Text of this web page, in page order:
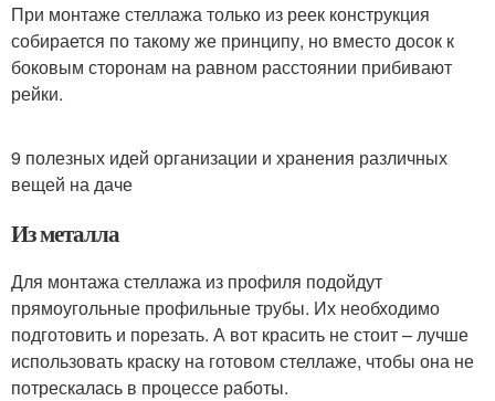
При монтаже стеллажа только из реек конструкция
собирается по такому же принципу, но вместо досок к
боковым сторонам на равном расстоянии прибивают
рейки.
9 полезных идей организации и хранения различных
вещей на даче
Из металла
Для монтажа стеллажа из профиля подойдут
прямоугольные профильные трубы. Их необходимо
подготовить и порезать. А вот красить не стоит – лучше
использовать краску на готовом стеллаже, чтобы она не
потрескалась в процессе работы.